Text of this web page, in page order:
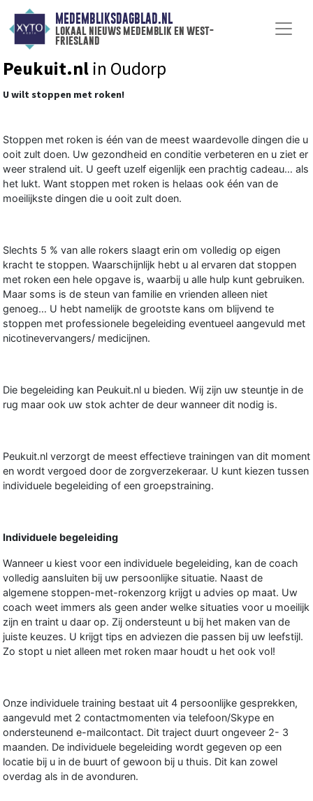
MEDEMBLIKSDAGBLAD.NL
lokaal nieuws medemblik en west-
friesland
Peukuit.nl in Oudorp
U wilt stoppen met roken!
Stoppen met roken is één van de meest waardevolle dingen die u
ooit zult doen. Uw gezondheid en conditie verbeteren en u ziet er
weer stralend uit. U geeft uzelf eigenlijk een prachtig cadeau… als
het lukt. Want stoppen met roken is helaas ook één van de
moeilijkste dingen die u ooit zult doen.
Slechts 5 % van alle rokers slaagt erin om volledig op eigen
kracht te stoppen. Waarschijnlijk hebt u al ervaren dat stoppen
met roken een hele opgave is, waarbij u alle hulp kunt gebruiken.
Maar soms is de steun van familie en vrienden alleen niet
genoeg… U hebt namelijk de grootste kans om blijvend te
stoppen met professionele begeleiding eventueel aangevuld met
nicotinevervangers/ medicijnen.
Die begeleiding kan Peukuit.nl u bieden. Wij zijn uw steuntje in de
rug maar ook uw stok achter de deur wanneer dit nodig is.
Peukuit.nl verzorgt de meest effectieve trainingen van dit moment
en wordt vergoed door de zorgverzekeraar. U kunt kiezen tussen
individuele begeleiding of een groepstraining.
Individuele begeleiding
Wanneer u kiest voor een individuele begeleiding, kan de coach
volledig aansluiten bij uw persoonlijke situatie. Naast de
algemene stoppen-met-rokenzorg krijgt u advies op maat. Uw
coach weet immers als geen ander welke situaties voor u moeilijk
zijn en traint u daar op. Zij ondersteunt u bij het maken van de
juiste keuzes. U krijgt tips en adviezen die passen bij uw leefstijl.
Zo stopt u niet alleen met roken maar houdt u het ook vol!
Onze individuele training bestaat uit 4 persoonlijke gesprekken,
aangevuld met 2 contactmomenten via telefoon/Skype en
ondersteunend e-mailcontact. Dit traject duurt ongeveer 2- 3
maanden. De individuele begeleiding wordt gegeven op een
locatie bij u in de buurt of gewoon bij u thuis. Dit kan zowel
overdag als in de avonduren.